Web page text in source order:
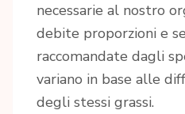
necessarie al nostro
debite proporzioni e
raccomandate dagli
variano in base alle
degli stessi grassi.